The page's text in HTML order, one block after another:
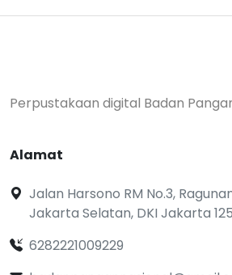
Perpustakaan digital Badan
Alamat
Jalan Harsono RM No.3,
Jakarta Selatan, DKI Jakarta
6282221009229